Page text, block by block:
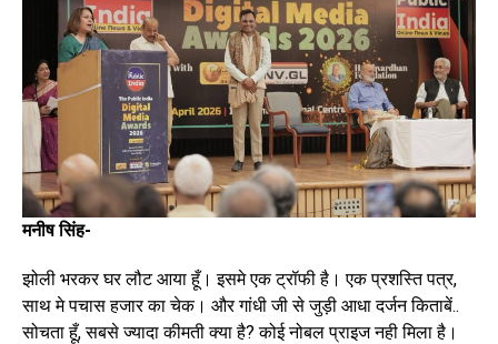
मनीष सिंह-
झोली भरकर घर लौट आया हूँ। इसमे एक ट्रॉफी है। एक प्रशस्ति पत्र,
साथ मे पचास हजार का चेक। और गांधी जी से जुड़ी आधा दर्जन किताबें..
सोचता हूँ, सबसे ज्यादा कीमती क्या है? कोई नोबल प्राइज नही मिला है।